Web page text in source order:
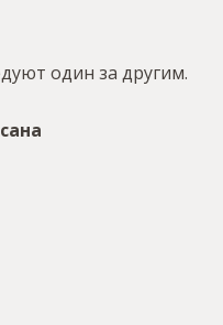
один за другим.